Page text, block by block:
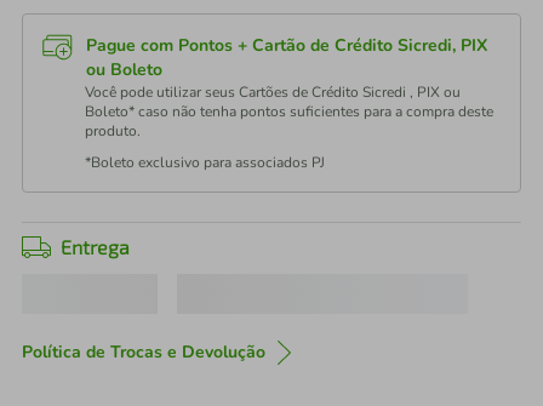
Pague com Pontos + Cartão de Crédito Sicredi, PIX
ou Boleto
Você pode utilizar seus Cartões de Crédito Sicredi , PIX ou
Boleto* caso não tenha pontos suficientes para a compra deste
produto.
*Boleto exclusivo para associados PJ
Entrega
Política de Trocas e Devolução